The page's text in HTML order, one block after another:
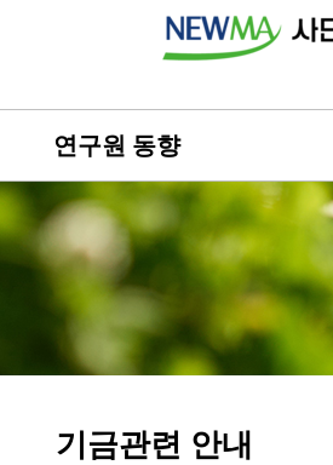
연구원 동향
기금관련 안내